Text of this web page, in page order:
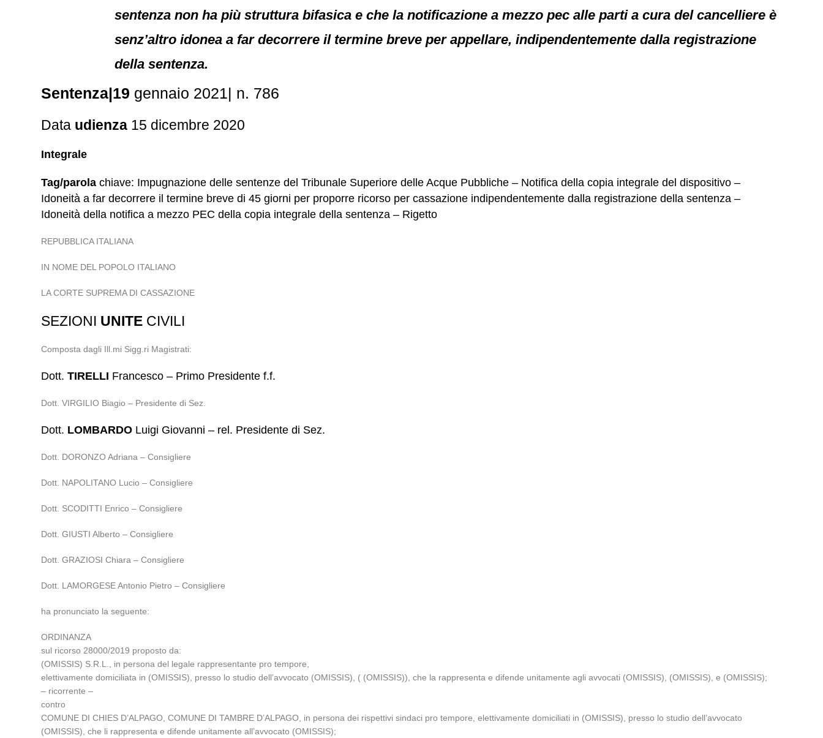
sentenza non ha più struttura bifasica e che la notificazione a mezzo pec alle parti a cura del cancelliere è
senz’altro idonea a far decorrere il termine breve per appellare, indipendentemente dalla registrazione
della sentenza.
Sentenza|19 gennaio 2021| n. 786
Data udienza 15 dicembre 2020
Integrale
Tag/parola chiave: Impugnazione delle sentenze del Tribunale Superiore delle Acque Pubbliche – Notifica della copia integrale del dispositivo –
Idoneità a far decorrere il termine breve di 45 giorni per proporre ricorso per cassazione indipendentemente dalla registrazione della sentenza –
Idoneità della notifica a mezzo PEC della copia integrale della sentenza – Rigetto
REPUBBLICA ITALIANA
IN NOME DEL POPOLO ITALIANO
LA CORTE SUPREMA DI CASSAZIONE
SEZIONI UNITE CIVILI
Composta dagli Ill.mi Sigg.ri Magistrati:
Dott.TIRELLI Francesco – Primo Presidente f.f.
Dott. VIRGILIO Biagio – Presidente di Sez.
Dott. LOMBARDO Luigi Giovanni – rel. Presidente di Sez.
Dott. DORONZO Adriana – Consigliere
Dott. NAPOLITANO Lucio – Consigliere
Dott. SCODITTI Enrico – Consigliere
Dott. GIUSTI Alberto – Consigliere
Dott. GRAZIOSI Chiara – Consigliere
Dott. LAMORGESE Antonio Pietro – Consigliere
ha pronunciato la seguente:
ORDINANZA
sul ricorso 28000/2019 proposto da:
(OMISSIS) S.R.L., in persona del legale rappresentante pro tempore,
elettivamente domiciliata in (OMISSIS), presso lo studio dell’avvocato (OMISSIS), ( (OMISSIS)), che la rappresenta e difende unitamente agli avvocati (OMISSIS), (OMISSIS), e (OMISSIS);
– ricorrente –
contro
COMUNE DI CHIES D’ALPAGO, COMUNE DI TAMBRE D’ALPAGO, in persona dei rispettivi sindaci pro tempore, elettivamente domiciliati in (OMISSIS), presso lo studio dell’avvocato
(OMISSIS), che li rappresenta e difende unitamente all’avvocato (OMISSIS);